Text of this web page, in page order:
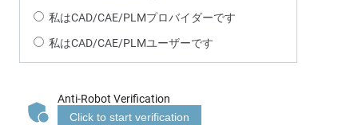
私はCAD/CAE/PLMプロバイダーです
私はCAD/CAE/PLMユーザーです
Anti-Robot Verification
Click to start verification